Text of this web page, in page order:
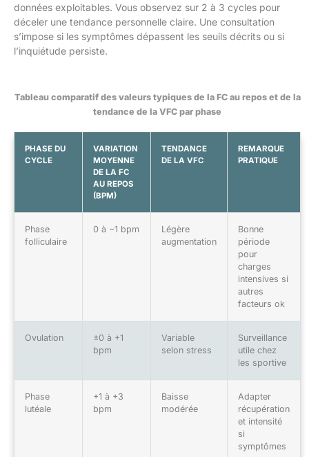
données exploitables. Vous observez sur 2 à 3 cycles pour
déceler une tendance personnelle claire. Une consultation
s’impose si les symptômes dépassent les seuils décrits ou si
l’inquiétude persiste.
Tableau comparatif des valeurs typiques de la FC au repos et de la
tendance de la VFC par phase
PHASE DU
CYCLE
VARIATION
MOYENNE
DE LA FC
AU REPOS
(BPM)
TENDANCE
DE LA VFC
REMARQUE
PRATIQUE
Phase
folliculaire
0 à −1 bpm
Légère
augmentation
Bonne
période
pour
charges
intensives si
autres
facteurs ok
Ovulation
±0 à +1
bpm
Variable
selon stress
Surveillance
utile chez
les sportive
Phase
lutéale
+1 à +3
bpm
Baisse
modérée
Adapter
récupération
et intensité
si
symptômes